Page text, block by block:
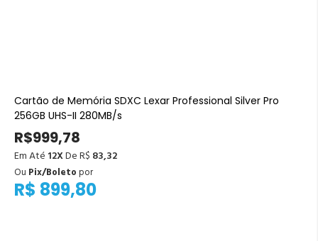
Cartão de Memória SDXC Lexar Professional Silver Pro
256GB UHS-II 280MB/s
R$999,78
Em Até 12XDe R$ 83,32
R$ 899,80
Ou Pix/Boletopor